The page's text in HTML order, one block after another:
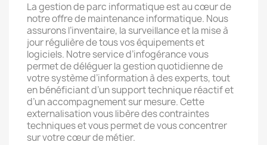
La gestion de parc informatique est au cœur de
notre offre de maintenance informatique. Nous
assurons l’inventaire, la surveillance et la mise à
jour régulière de tous vos équipements et
logiciels. Notre service d’infogérance vous
permet de déléguer la gestion quotidienne de
votre système d’information à des experts, tout
en bénéficiant d’un support technique réactif et
d’un accompagnement sur mesure. Cette
externalisation vous libère des contraintes
techniques et vous permet de vous concentrer
sur votre cœur de métier.